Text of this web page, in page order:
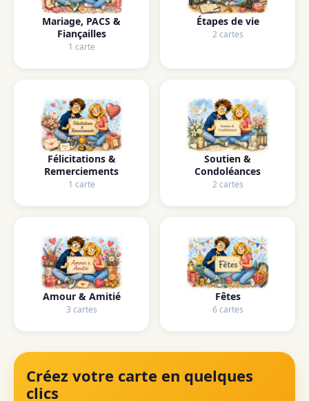
Mariage, PACS &
Fiançailles
1 carte
Étapes de vie
2 cartes
Félicitations &
Remerciements
1 carte
Soutien &
Condoléances
2 cartes
Amour & Amitié
3 cartes
Fêtes
6 cartes
Créez votre carte en quelques
clics